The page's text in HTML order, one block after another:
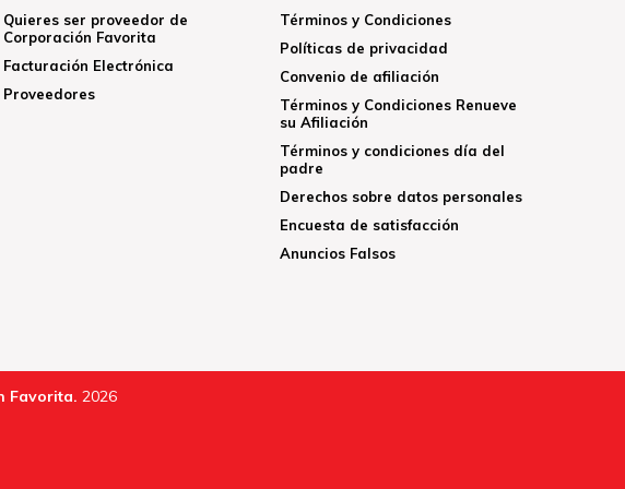
Quieres ser proveedor de
Corporación Favorita
Facturación Electrónica
Proveedores
Términos y Condiciones
Políticas de privacidad
Convenio de afiliación
Términos y Condiciones Renueve
su Afiliación
Términos y condiciones día del
padre
Derechos sobre datos personales
Encuesta de satisfacción
Anuncios Falsos
Favorita. 2026